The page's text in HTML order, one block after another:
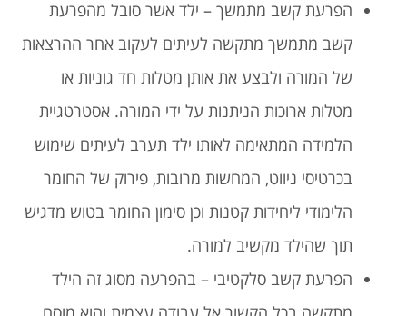
הפרעת קשב מתמשך – ילד אשר סובל מהפרעת
קשב מתמשך מתקשה לעיתים לעקוב אחר ההרצאות
של המורה ולבצע את אותן מטלות חד גוניות או
מטלות ארוכות הניתנות על ידי המורה. אסטרטגיית
הלמידה המתאימה לאותו ילד תערב לעיתים שימוש
בכרטיסי ניווט, המחשות מרובות, פירוק של החומר
הלימודי ליחידות קטנות וכן סימון החומר בטוש מדגיש
תוך שהילד מקשיב למורה.
הפרעת קשב סלקטיבי – בהפרעה מסוג זה הילד